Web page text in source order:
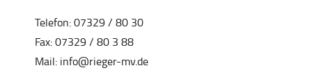
Telefon: 07329 / 80 30
Fax: 07329 / 80 3 88
Mail: info@rieger-mv.de